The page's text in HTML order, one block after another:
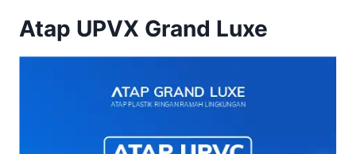
Atap UPVX Grand Luxe